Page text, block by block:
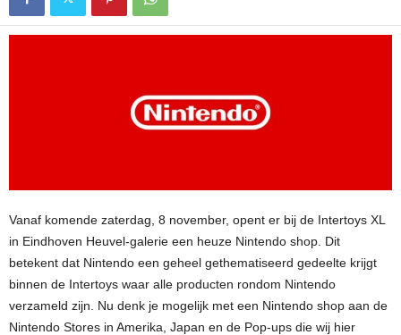
Vanaf komende zaterdag, 8 november, opent er bij de Intertoys XL
in Eindhoven Heuvel-galerie een heuze Nintendo shop. Dit
betekent dat Nintendo een geheel gethematiseerd gedeelte krijgt
binnen de Intertoys waar alle producten rondom Nintendo
verzameld zijn. Nu denk je mogelijk met een Nintendo shop aan de
Nintendo Stores in Amerika, Japan en de Pop-ups die wij hier